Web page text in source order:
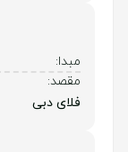
مبدا:
مقصد:
فلای دبی